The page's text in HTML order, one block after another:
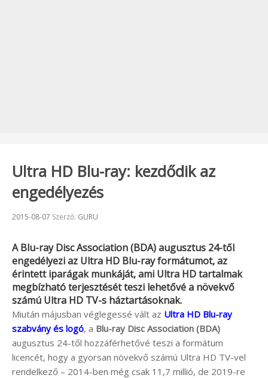
Ultra HD Blu-ray: kezdődik az
engedélyezés
Beküldve:
2015-08-07 Szerző: GURU
A Blu-ray Disc Association (BDA) augusztus 24-től
engedélyezi az Ultra HD Blu-ray formátumot, az
érintett iparágak munkáját, ami Ultra HD tartalmak
megbízható terjesztését teszi lehetővé a növekvő
számú Ultra HD TV-s háztartásoknak.
Miután májusban véglegessé vált az Ultra HD Blu-ray
szabvány és logó, a Blu-ray Disc Association (BDA)
augusztus 24-től hozzáférhetővé teszi a formátum
licencét, hogy a gyorsan növekvő számú Ultra HD TV-vel
rendelkező – 2014-ben még csak 11,7 millió, de 2019-re